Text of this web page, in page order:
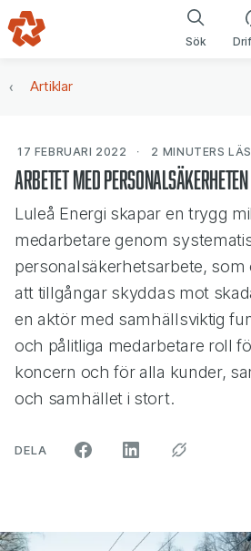
Gå till navigering
Gå till innehåll
Sök
Artiklar
17 FEBRUARI 2022 2 MINUTERS
Arbetet med
Luleå Energi skapar en trygg
medarbetare genom
personalsäkerhetsarbete,
att tillgångar skyddas mot
en aktör med samhällsviktig
och pålitliga medarbetare roll
koncern och för alla kunder,
och samhället i stort.
DELA ARTIKELN PÅ SOCIALA MEDIER"